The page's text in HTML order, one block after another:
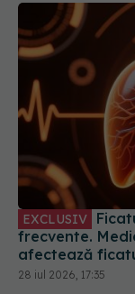
EXCLUSIV
frecvente.
afectează
28 iul 2026, 17:35